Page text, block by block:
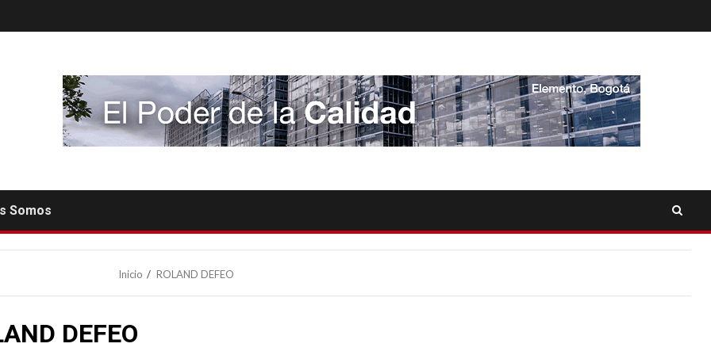
Somos
Inicio ROLAND DEFEO
DEFEO